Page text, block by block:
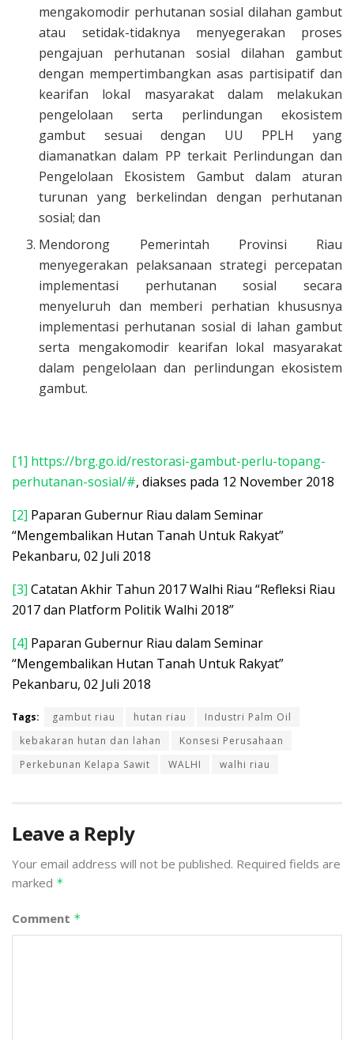
mengakomodir perhutanan sosial dilahan gambut
atau setidak-tidaknya menyegerakan proses
pengajuan perhutanan sosial dilahan gambut
dengan mempertimbangkan asas partisipatif dan
kearifan lokal masyarakat dalam melakukan
pengelolaan serta perlindungan ekosistem
gambut sesuai dengan UU PPLH yang
diamanatkan dalam PP terkait Perlindungan dan
Pengelolaan Ekosistem Gambut dalam aturan
turunan yang berkelindan dengan perhutanan
sosial; dan
Mendorong Pemerintah Provinsi Riau
menyegerakan pelaksanaan strategi percepatan
implementasi perhutanan sosial secara
menyeluruh dan memberi perhatian khususnya
implementasi perhutanan sosial di lahan gambut
serta mengakomodir kearifan lokal masyarakat
dalam pengelolaan dan perlindungan ekosistem
gambut.
[1] https://brg.go.id/restorasi-gambut-perlu-topang-
perhutanan-sosial/#, diakses pada 12 November 2018
[2] Paparan Gubernur Riau dalam Seminar
“Mengembalikan Hutan Tanah Untuk Rakyat”
Pekanbaru, 02 Juli 2018
[3] Catatan Akhir Tahun 2017 Walhi Riau “Refleksi Riau
2017 dan Platform Politik Walhi 2018”
[4] Paparan Gubernur Riau dalam Seminar
“Mengembalikan Hutan Tanah Untuk Rakyat”
Pekanbaru, 02 Juli 2018
Tags: gambut riau hutan riau
Industri Palm Oil
kebakaran hutan dan lahan
Konsesi Perusahaan
Perkebunan Kelapa Sawit
WALHI walhi riau
Leave a Reply
Your email address will not be published. Required fields are
marked *
Comment *